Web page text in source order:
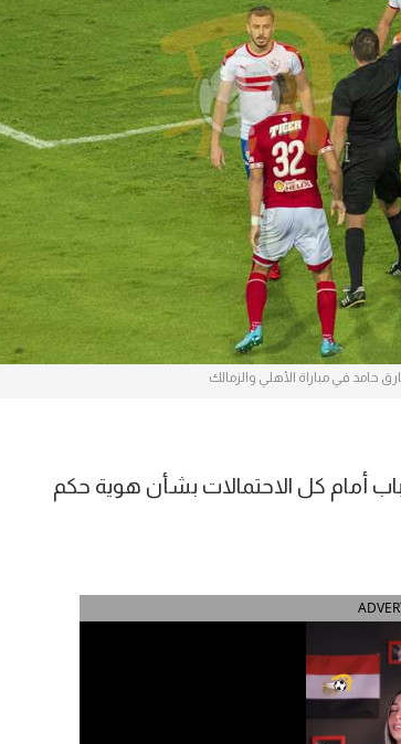
دوري أبطال أوروبا
القسم الثاني
رياضات أخرى
آسيا
أمريكا
ركن الألعاب
في مباراة الأهلي والزمالك
أمام كل الاحتمالات بشأن هوية حكم